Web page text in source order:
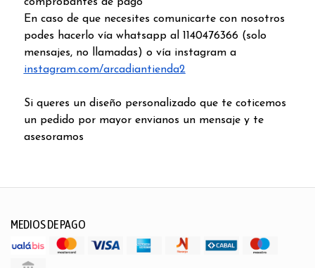
En caso de que necesites comunicarte con nosotros
podes hacerlo vía whatsapp al 1140476366 (solo
mensajes, no llamadas) o vía instagram a
instagram.com/arcadiantienda2
Si queres un diseño personalizado que te coticemos
un pedido por mayor envianos un mensaje y te
asesoramos
MEDIOS DE PAGO